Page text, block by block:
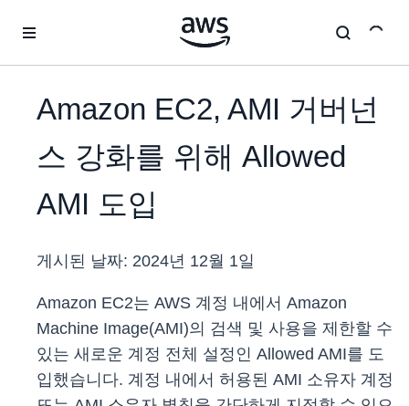
Amazon EC2, AMI 거버넌
스 강화를 위해 Allowed
AMI 도입
게시된 날짜: 2024년 12월 1일
Amazon EC2는 AWS 계정 내에서 Amazon
Machine Image(AMI)의 검색 및 사용을 제한할 수
있는 새로운 계정 전체 설정인 Allowed AMI를 도
입했습니다. 계정 내에서 허용된 AMI 소유자 계정